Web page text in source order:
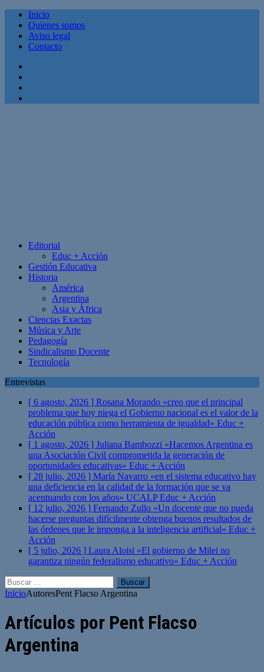
Inicio
Quienes somos
Aviso legal
Contacto
Editorial
Educ + Acción
Gestión Educativa
Historia
América
Argentina
Asia y África
Ciencias Exactas
Música y Arte
Pedagogía
Sindicalismo Docente
Tecnología
Entrevistas
[ 6 agosto, 2026 ] Rosana Morando «creo que el principal
problema que hoy niega el Gobierno nacional es el valor de la
educación pública como herramienta de igualdad» Educ +
Acción
[ 1 agosto, 2026 ] Juliana Bambozzi «Hacemos Argentina es
una Asociación Civil comprometida la generación de
oportunidades educativas» Educ + Acción
[ 28 julio, 2026 ] María Navarro «en el sistema educativo hay
una deficiencia en la calidad de la formación que se va
acentuando con los años» UCALPEduc + Acción
[ 12 julio, 2026 ] Fernando Zullo «Un docente que no pueda
hacerse preguntas difícilmente obtenga buenos resultados de
las órdenes que le imponga a la inteligencia artificial» Educ +
Acción
[ 5 julio, 2026 ] Laura Aloisi «El gobierno de Milei no
garantiza ningún federalismo educativo» Educ + Acción
Buscar:
InicioAutoresPent Flacso Argentina
Artículos por Pent Flacso
Argentina